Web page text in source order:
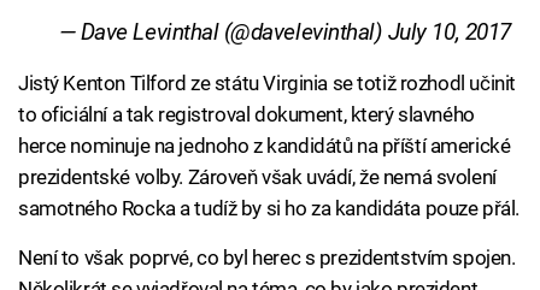
— Dave Levinthal (@davelevinthal) July 10, 2017
Jistý Kenton Tilford ze státu Virginia se totiž rozhodl učinit
to oficiální a tak registroval dokument, který slavného
herce nominuje na jednoho z kandidátů na příští americké
prezidentské volby. Zároveň však uvádí, že nemá svolení
samotného Rocka a tudíž by si ho za kandidáta pouze přál.
Není to však poprvé, co byl herec s prezidentstvím spojen.